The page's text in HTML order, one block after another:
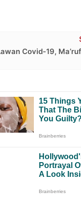
Covid-19,